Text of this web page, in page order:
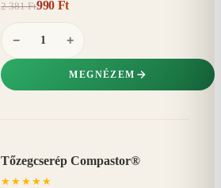
2 381 Ft990 Ft
− +
MEGNÉZEM
Tőzegcserép Compastor®
★ ★ ★ ★ ★